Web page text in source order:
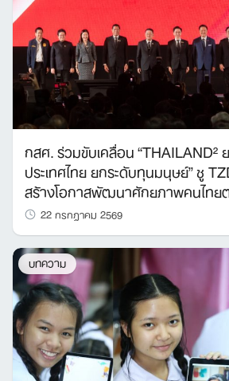
กสศ. ร่วมขับเคลื่อน “THAILAND²
ประเทศไทย ยกระดับทุนมนุษย์” ชู
สร้างโอกาสพัฒนาศักยภาพคนไท
22 กรกฎาคม 2569
บทความ